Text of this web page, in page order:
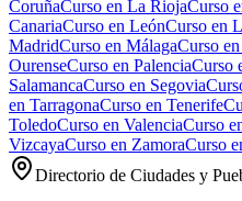
CoruñaCurso en La RiojaCurso
CanariaCurso en LeónCurso en
MadridCurso en MálagaCurso en
OurenseCurso en PalenciaCurso
SalamancaCurso en Segovia
en TarragonaCurso en Tenerife
ToledoCurso en ValenciaCurso
VizcayaCurso en ZamoraCurso
Directorio de Ciudades y